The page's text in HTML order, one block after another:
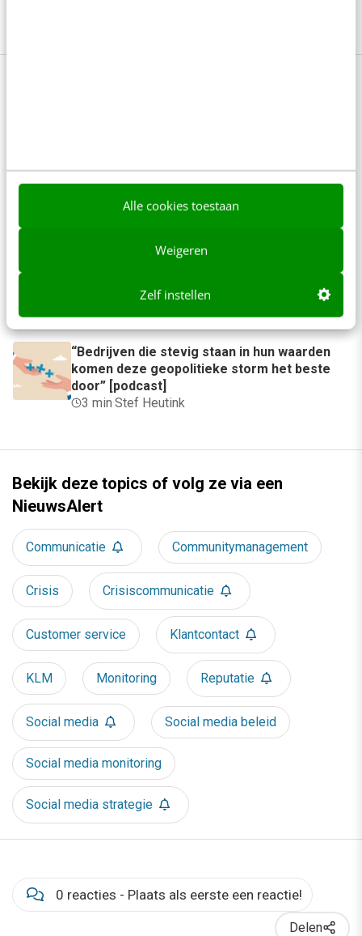
Alle cookies toestaan
Weigeren
Zelf instellen
Het meest vergeten hoofdstuk van je
contentbibliotheek [5 stappen]
Inès Maus
“Bedrijven die stevig staan in hun waarden
komen deze geopolitieke storm het beste
door” [podcast]
3 min·Stef Heutink
Bekijk deze topics of volg ze via een
NieuwsAlert
Communicatie Communitymanagement
Crisis Crisiscommunicatie
Customer service Klantcontact
KLM Monitoring Reputatie
Social media Social media beleid
Social media monitoring
Social media strategie
0 reacties - Plaats als eerste een reactie!
Delen